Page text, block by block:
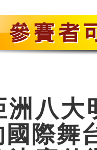
洲八大
國際舞